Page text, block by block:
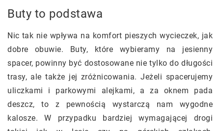
Buty to podstawa
Nic tak nie wpływa na komfort pieszych wycieczek, jak
dobre obuwie. Buty, które wybieramy na jesienny
spacer, powinny być dostosowane nie tylko do długości
trasy, ale także jej zróżnicowania. Jeżeli spacerujemy
uliczkami i parkowymi alejkami, a za oknem pada
deszcz, to z pewnością wystarczą nam wygodne
kalosze. W przypadku bardziej wymagającej drogi